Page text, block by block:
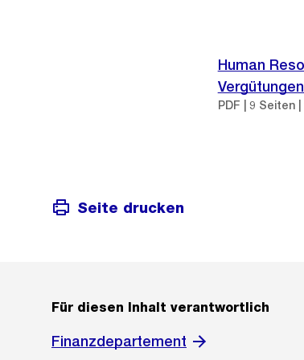
Human
PDF | 9 Seiten |
Seite drucken
Für diesen Inhalt verantwortlich
Finanzdepartement